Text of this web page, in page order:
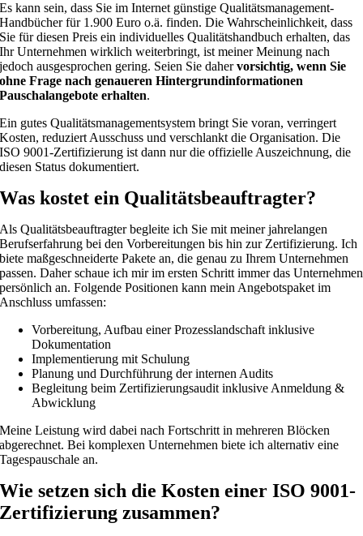
Es kann sein, dass Sie im Internet günstige Qualitätsmanagement-
Handbücher für 1.900 Euro o.ä. finden. Die Wahrscheinlichkeit, dass
Sie für diesen Preis ein individuelles Qualitätshandbuch erhalten, das
Ihr Unternehmen wirklich weiterbringt, ist meiner Meinung nach
jedoch ausgesprochen gering. Seien Sie dahervorsichtig, wenn Sie
ohne Frage nach genaueren Hintergrundinformationen
Pauschalangebote erhalten.
Ein gutes Qualitätsmanagementsystem bringt Sie voran, verringert
Kosten, reduziert Ausschuss und verschlankt die Organisation. Die
ISO 9001-Zertifizierung ist dann nur die offizielle Auszeichnung, die
diesen Status dokumentiert.
Was kostet ein Qualitätsbeauftragter?
Als Qualitätsbeauftragter begleite ich Sie mit meiner jahrelangen
Berufserfahrung bei den Vorbereitungen bis hin zur Zertifizierung. Ich
biete maßgeschneiderte Pakete an, die genau zu Ihrem Unternehmen
passen. Daher schaue ich mir im ersten Schritt immer das Unternehmen
persönlich an. Folgende Positionen kann mein Angebotspaket im
Anschluss umfassen:
Vorbereitung, Aufbau einer Prozesslandschaft inklusive
Dokumentation
Implementierung mit Schulung
Planung und Durchführung der internen Audits
Begleitung beim Zertifizierungsaudit inklusive Anmeldung &
Abwicklung
Meine Leistung wird dabei nach Fortschritt in mehreren Blöcken
abgerechnet. Bei komplexen Unternehmen biete ich alternativ eine
Tagespauschale an.
Wie setzen sich die Kosten einer ISO 9001-
Zertifizierung zusammen?